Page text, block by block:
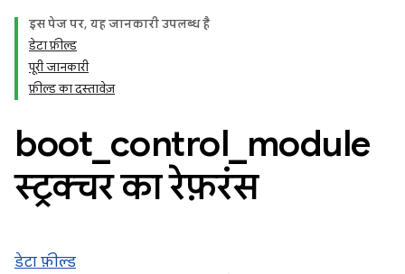
इस पेज पर, यह जानकारी उपलब्ध है
डेटा फ़ील्ड
पूरी जानकारी
फ़ील्ड का दस्तावेज़
boot control module
स्ट्रक्चर का रेफ़रंस
डेटा फ़ील्ड